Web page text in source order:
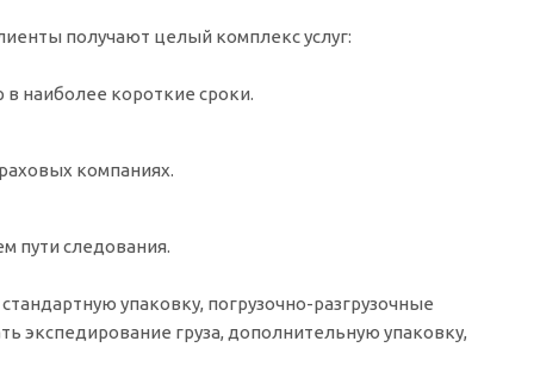
получают целый комплекс услуг:
наиболее короткие сроки.
компаниях.
пути следования.
упаковку, погрузочно-разгрузочные
экспедирование груза, дополнительную упаковку,